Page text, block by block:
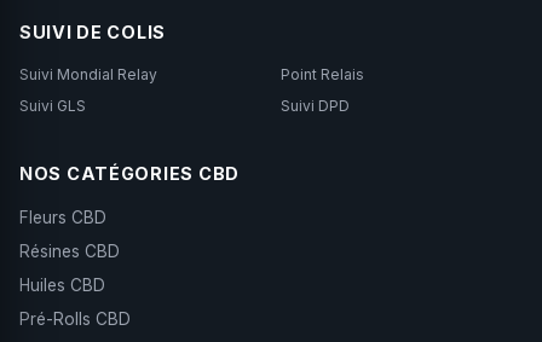
SUIVI DE COLIS
Suivi Mondial Relay
Point Relais
Suivi GLS
Suivi DPD
NOS CATÉGORIES CBD
Fleurs CBD
Résines CBD
Huiles CBD
Pré-Rolls CBD